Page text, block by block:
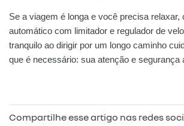
Se a viagem é longa e você precisa relaxar,
automático com limitador e regulador de
tranquilo ao dirigir por um longo caminho
que é necessário: sua atenção e segurança
Compartilhe esse artigo nas redes